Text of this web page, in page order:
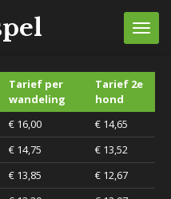
Tarief per
wandeling
Tarief 2e
hond
€ 16,00
€ 14,65
€ 14,75
€ 13,52
€ 13,85
€ 12,67